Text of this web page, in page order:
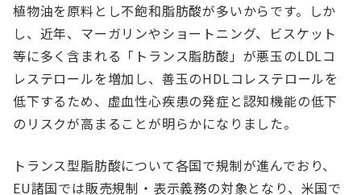
植物油を原料とし不飽和脂肪酸が多いからです。しか
し、近年、マーガリンやショートニング、ビスケット
等に多く含まれる「トランス脂肪酸」が悪玉のLDLコ
レステロールを増加し、善玉のHDLコレステロールを
低下するため、虚血性心疾患の発症と認知機能の低下
のリスクが高まることが明らかになりました。
トランス型脂肪酸について各国で規制が進んでおり、
EU諸国では販売規制・表示義務の対象となり、米国で